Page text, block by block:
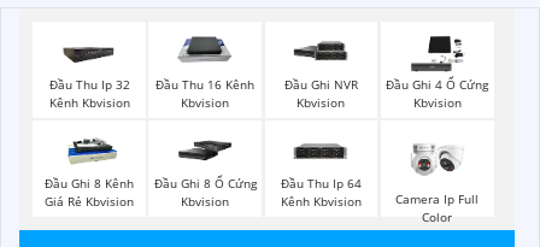
Đầu Thu Ip 32
Kênh Kbvision
Đầu Thu 16 Kênh
Kbvision
Đầu Ghi NVR
Kbvision
Đầu Ghi 4 Ổ Cứng
Kbvision
Đầu Ghi 8 Kênh
Giá Rẻ Kbvision
Đầu Ghi 8 Ổ Cứng
Kbvision
Đầu Thu Ip 64
Kênh Kbvision
Camera Ip Full
Color